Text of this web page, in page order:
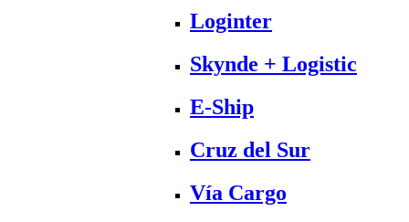
Loginter
Skynde + Logistic
E-Ship
Cruz del Sur
Vía Cargo